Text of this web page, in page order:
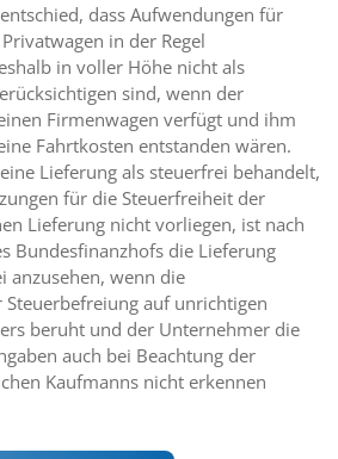
dass Aufwendungen für
in der Regel
in voller Höhe nicht als
sind, wenn der
Firmenwagen verfügt und ihm
Fahrtkosten entstanden wären.
Lieferung als steuerfrei behandelt,
für die Steuerfreiheit der
Lieferung nicht vorliegen, ist nach
Bundesfinanzhofs die Lieferung
anzusehen, wenn die
auf unrichtigen
beruht und der Unternehmer die
auch bei Beachtung der
Kaufmanns nicht erkennen